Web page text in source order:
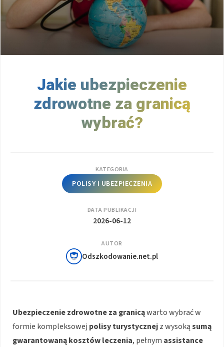
Jakie ubezpieczenie
zdrowotne za granicą
wybrać?
KATEGORIA
POLISY I UBEZPIECZENIA
DATA PUBLIKACJI
2026-06-12
AUTOR
Odszkodowanie.net.pl
Ubezpieczenie zdrowotne za granicąwarto wybrać w
formie kompleksowej polisy turystycznejz wysokąsumą
gwarantowaną kosztów leczenia, pełnym assistance